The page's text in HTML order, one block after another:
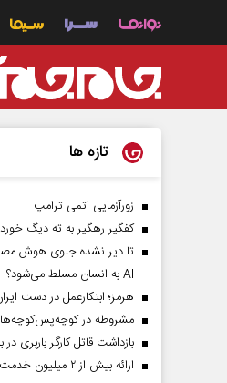
تازه ها
زورآزمایی اتمی ترامپ
کفگیر رهگیر به ته دیگ خورد
تا دیر نشده جلوی هوش
AI به انسان مسلط می‌شود؟
هرمز؛ ابتکارعمل در دست
مشروطه در
بازداشت قاتل کارگر باربری در
ارائه بیش از ۲